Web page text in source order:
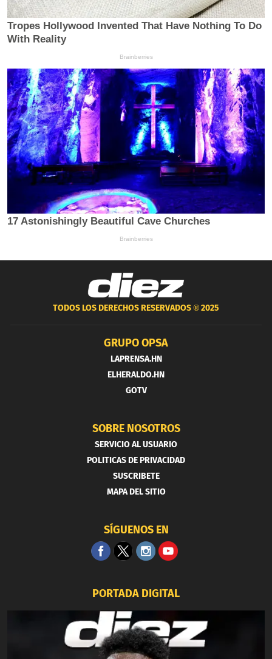
TODOS LOS DERECHOS RESERVADOS ®2025
GRUPO OPSA
LAPRENSA.HN
ELHERALDO.HN
GOTV
SOBRE NOSOTROS
SERVICIO AL USUARIO
POLITICAS DE PRIVACIDAD
SUSCRIBETE
MAPA DEL SITIO
SÍGUENOS EN
PORTADA DIGITAL